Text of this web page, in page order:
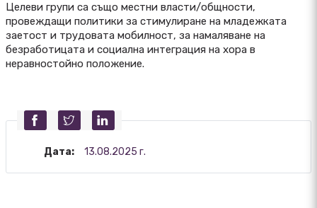
Целеви групи са също местни власти/общности,
провеждащи политики за стимулиране на младежката
заетост и трудовата мобилност, за намаляване на
безработицата и социална интеграция на хора в
неравностойно положение.
Дата: 13.08.2025 г.